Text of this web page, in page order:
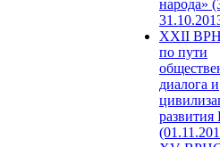
народа»
XXII
по пути
диалога и
развития